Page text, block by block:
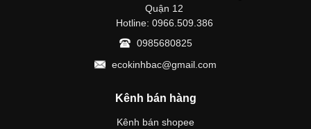
Quận 12
Hotline: 0966.509.386
0985680825
ecokinhbac@gmail.com
Kênh bán hàng
Kênh bán shopee